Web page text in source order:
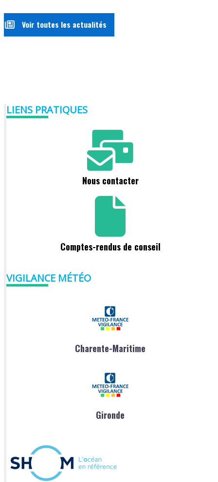
Voir toutes les actualités
LIENS PRATIQUES
Nous contacter
Comptes-rendus de conseil
VIGILANCE MÉTÉO
Charente-Maritime
Gironde